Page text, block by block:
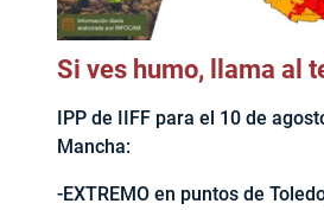
Si ves humo, llama al
IPP de IIFF para el 10 de
Mancha:
-EXTREMO en puntos de